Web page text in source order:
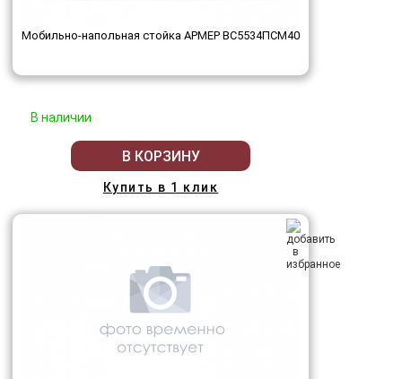
Мобильно-напольная стойка АРМЕР ВС5534ПСМ40
В наличии
В КОРЗИНУ
Купить в 1 клик